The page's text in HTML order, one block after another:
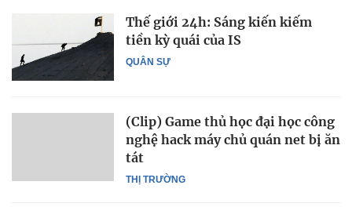
QUÂN SỰ
Thế giới 24h: Sáng kiến kiếm
tiền kỳ quái của IS
THỊ TRƯỜNG
(Clip) Game thủ học đại học công
nghệ hack máy chủ quán net bị ăn
tát